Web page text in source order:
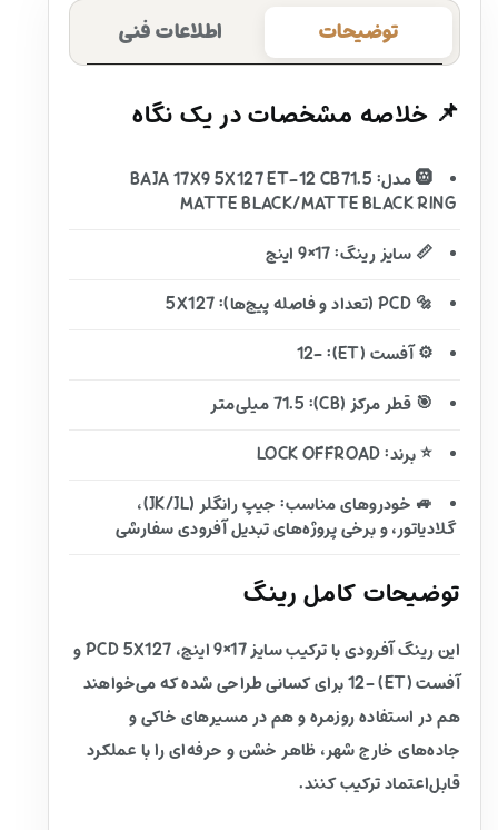
توضیحات اطلاعات فنی
📌 خلاصه مشخصات در یک نگاه
🛞 مدل: BAJA 17X9 5X127 ET-12 CB71.5
MATTE BLACK/MATTE BLACK RING
📏 سایز رینگ: 17×9 اینچ
🔩 PCD (تعداد و فاصله پیچ‌ها): 5X127
⚙️ آفست (ET): -12
🎯 قطر مرکز (CB): 71.5 میلی‌متر
⭐ برند: LOCK OFFROAD
🚙 خودروهای مناسب: جیپ رانگلر (JK/JL)،
گلادیاتور، و برخی پروژه‌های تبدیل آفرودی سفارشی
توضیحات کامل رینگ
این رینگ آفرودی با ترکیب سایز 17×9 اینچ، PCD 5X127 و
آفست (ET) -12 برای کسانی طراحی شده که می‌خواهند
هم در استفاده روزمره و هم در مسیرهای خاکی و
جاده‌های خارج شهر، ظاهر خشن و حرفه‌ای را با عملکرد
قابل‌اعتماد ترکیب کنند.